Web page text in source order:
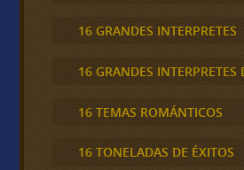
16 GRANDES INTERPRETES
16 GRANDES INTERPRETES
16 TEMAS ROMÁNTICOS
16 TONELADAS DE ÉXITOS